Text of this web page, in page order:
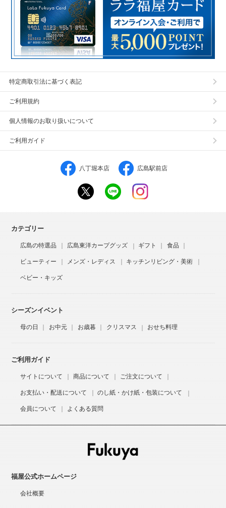
特定商取引法に基づく表記
ご利用規約
個人情報のお取り扱いについて
ご利用ガイド
八丁堀本店 広島駅前店
カテゴリー
広島の特選品 広島東洋カープグッズ ギフト 食品
ビューティー メンズ・レディス キッチンリビング・美術
ベビー・キッズ
シーズンイベント
母の日 お中元 お歳暮 クリスマス おせち料理
ご利用ガイド
サイトについて 商品について ご注文について
お支払い・配送について のし紙・かけ紙・包装について
会員について よくある質問
福屋公式ホームページ
会社概要